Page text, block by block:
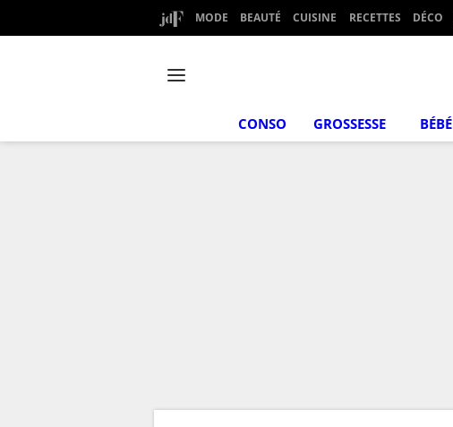
MODE BEAUTÉ CUISINE RECETTES DÉCO
CONSO GROSSESSE BÉBÉ